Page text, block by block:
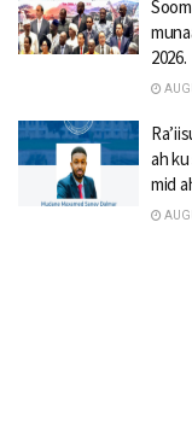
2026.
ah
mid